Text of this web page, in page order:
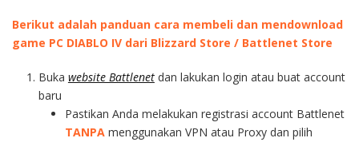
Berikut adalah panduan cara membeli dan mendownload
game PC DIABLO IV dari Blizzard Store / Battlenet Store
Buka website Battlenetdan lakukan login atau buat account
baru
Pastikan Anda melakukan registrasi account Battlenet
TANPAmenggunakan VPN atau Proxy dan pilih